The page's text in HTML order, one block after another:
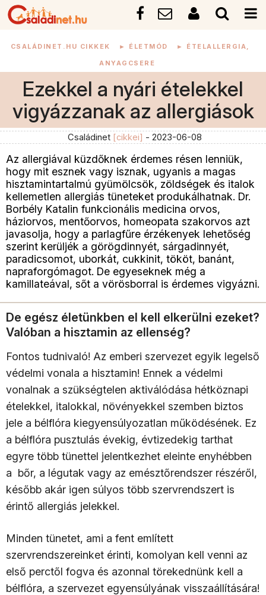
CSALÁDINET.HU CIKKEK ► ÉLETMÓD ► ÉTELALLERGIA,
ANYAGCSERE
Ezekkel a nyári ételekkel
vigyázzanak az allergiások
Családinet [cikkei] - 2023-06-08
Az allergiával küzdőknek érdemes résen lenniük,
hogy mit esznek vagy isznak, ugyanis a magas
hisztamintartalmú gyümölcsök, zöldségek és italok
kellemetlen allergiás tüneteket produkálhatnak. Dr.
Borbély Katalin funkcionális medicina orvos,
háziorvos, mentőorvos, homeopata szakorvos azt
javasolja, hogy a parlagfűre érzékenyek lehetőség
szerint kerüljék a görögdinnyét, sárgadinnyét,
paradicsomot, uborkát, cukkinit, tököt, banánt,
napraforgómagot. De egyeseknek még a
kamillateával, sőt a vörösborral is érdemes vigyázni.
De egész életünkben el kell elkerülni ezeket?
Valóban a hisztamin az ellenség?
Fontos tudnivaló! Az emberi szervezet egyik legelső
védelmi vonala a hisztamin! Ennek a védelmi
vonalnak a szükségtelen aktiválódása hétköznapi
ételekkel, italokkal, növényekkel szemben biztos
jele a bélflóra kiegyensúlyozatlan működésének. Ez
a bélflóra pusztulás évekig, évtizedekig tarthat
egyre több tünettel jelentkezhet eleinte enyhébben
a bőr, a légutak vagy az emésztőrendszer részéről,
később akár igen súlyos több szervrendszert is
érintő allergiás jelekkel.
Minden tünetet, ami a fent említett
szervrendszereinket érinti, komolyan kell venni az
első perctől fogva és azonnal törekednünk kell a
bélflóra, a szervezet egyensúlyának visszaállítására!